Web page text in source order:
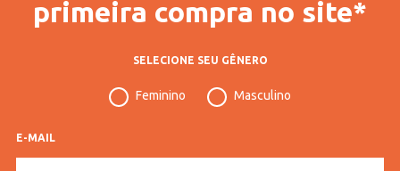
de Vários Tamanhos! Confira
INFORMAÇÕES COMPLEMENTARES
Código
primeira compra no site*
SELECIONE SEU GÊNERO
Feminino Masculino
E-MAIL